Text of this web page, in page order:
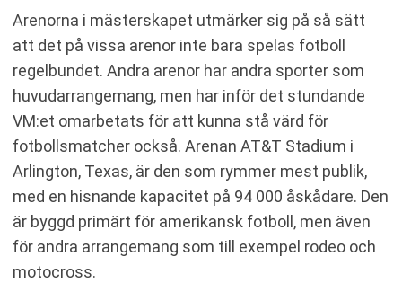
Arenorna i mästerskapet utmärker sig på så sätt
att det på vissa arenor inte bara spelas fotboll
regelbundet. Andra arenor har andra sporter som
huvudarrangemang, men har inför det stundande
VM:et omarbetats för att kunna stå värd för
fotbollsmatcher också. Arenan AT&T Stadium i
Arlington, Texas, är den som rymmer mest publik,
med en hisnande kapacitet på 94 000 åskådare. Den
är byggd primärt för amerikansk fotboll, men även
för andra arrangemang som till exempel rodeo och
motocross.